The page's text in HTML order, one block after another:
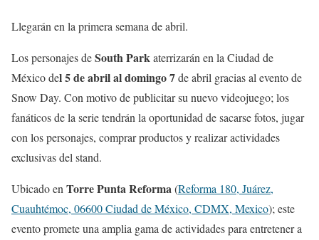
Llegarán en la primera semana de abril.
Los personajes deSouth Parkaterrizarán en la Ciudad de
México del 5 de abril al domingo 7de abril gracias al evento de
Snow Day. Con motivo de publicitar su nuevo videojuego; los
fanáticos de la serie tendrán la oportunidad de sacarse fotos, jugar
con los personajes, comprar productos y realizar actividades
exclusivas del stand.
Ubicado en Torre Punta Reforma(Reforma 180, Juárez,
Cuauhtémoc, 06600 Ciudad de México, CDMX, Mexico); este
evento promete una amplia gama de actividades para entretener a